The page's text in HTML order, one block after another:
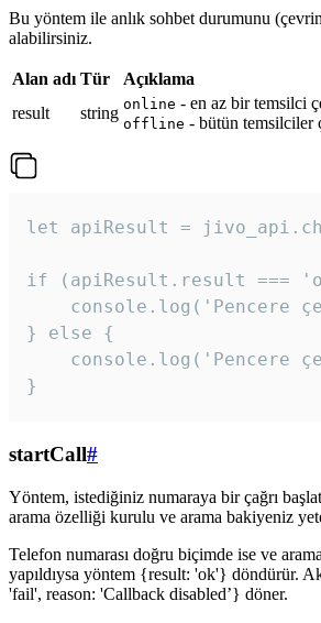
Bu yöntem ile anlık sohbet durumunu
alabilirsiniz.
Alan adı Tür
Açıklama
result
string online - en az bir temsilci
offline - bütün temsilciler
let apiResult =
if (apiResult.result ===
console.log('Pencere
} else {
console.log('Pencere
}
startCall#
Yöntem, istediğiniz numaraya bir çağrı
arama özelliği kurulu ve arama bakiyeniz
Telefon numarası doğru biçimde ise ve
yapıldıysa yöntem {result: 'ok'} döndürür.
'fail', reason: 'Callback disabled’} döner.